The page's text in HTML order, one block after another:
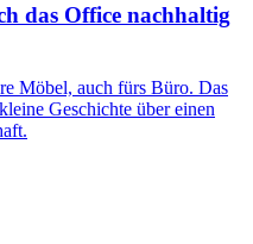
das Office nachhaltig
Möbel, auch fürs Büro. Das
Geschichte über einen